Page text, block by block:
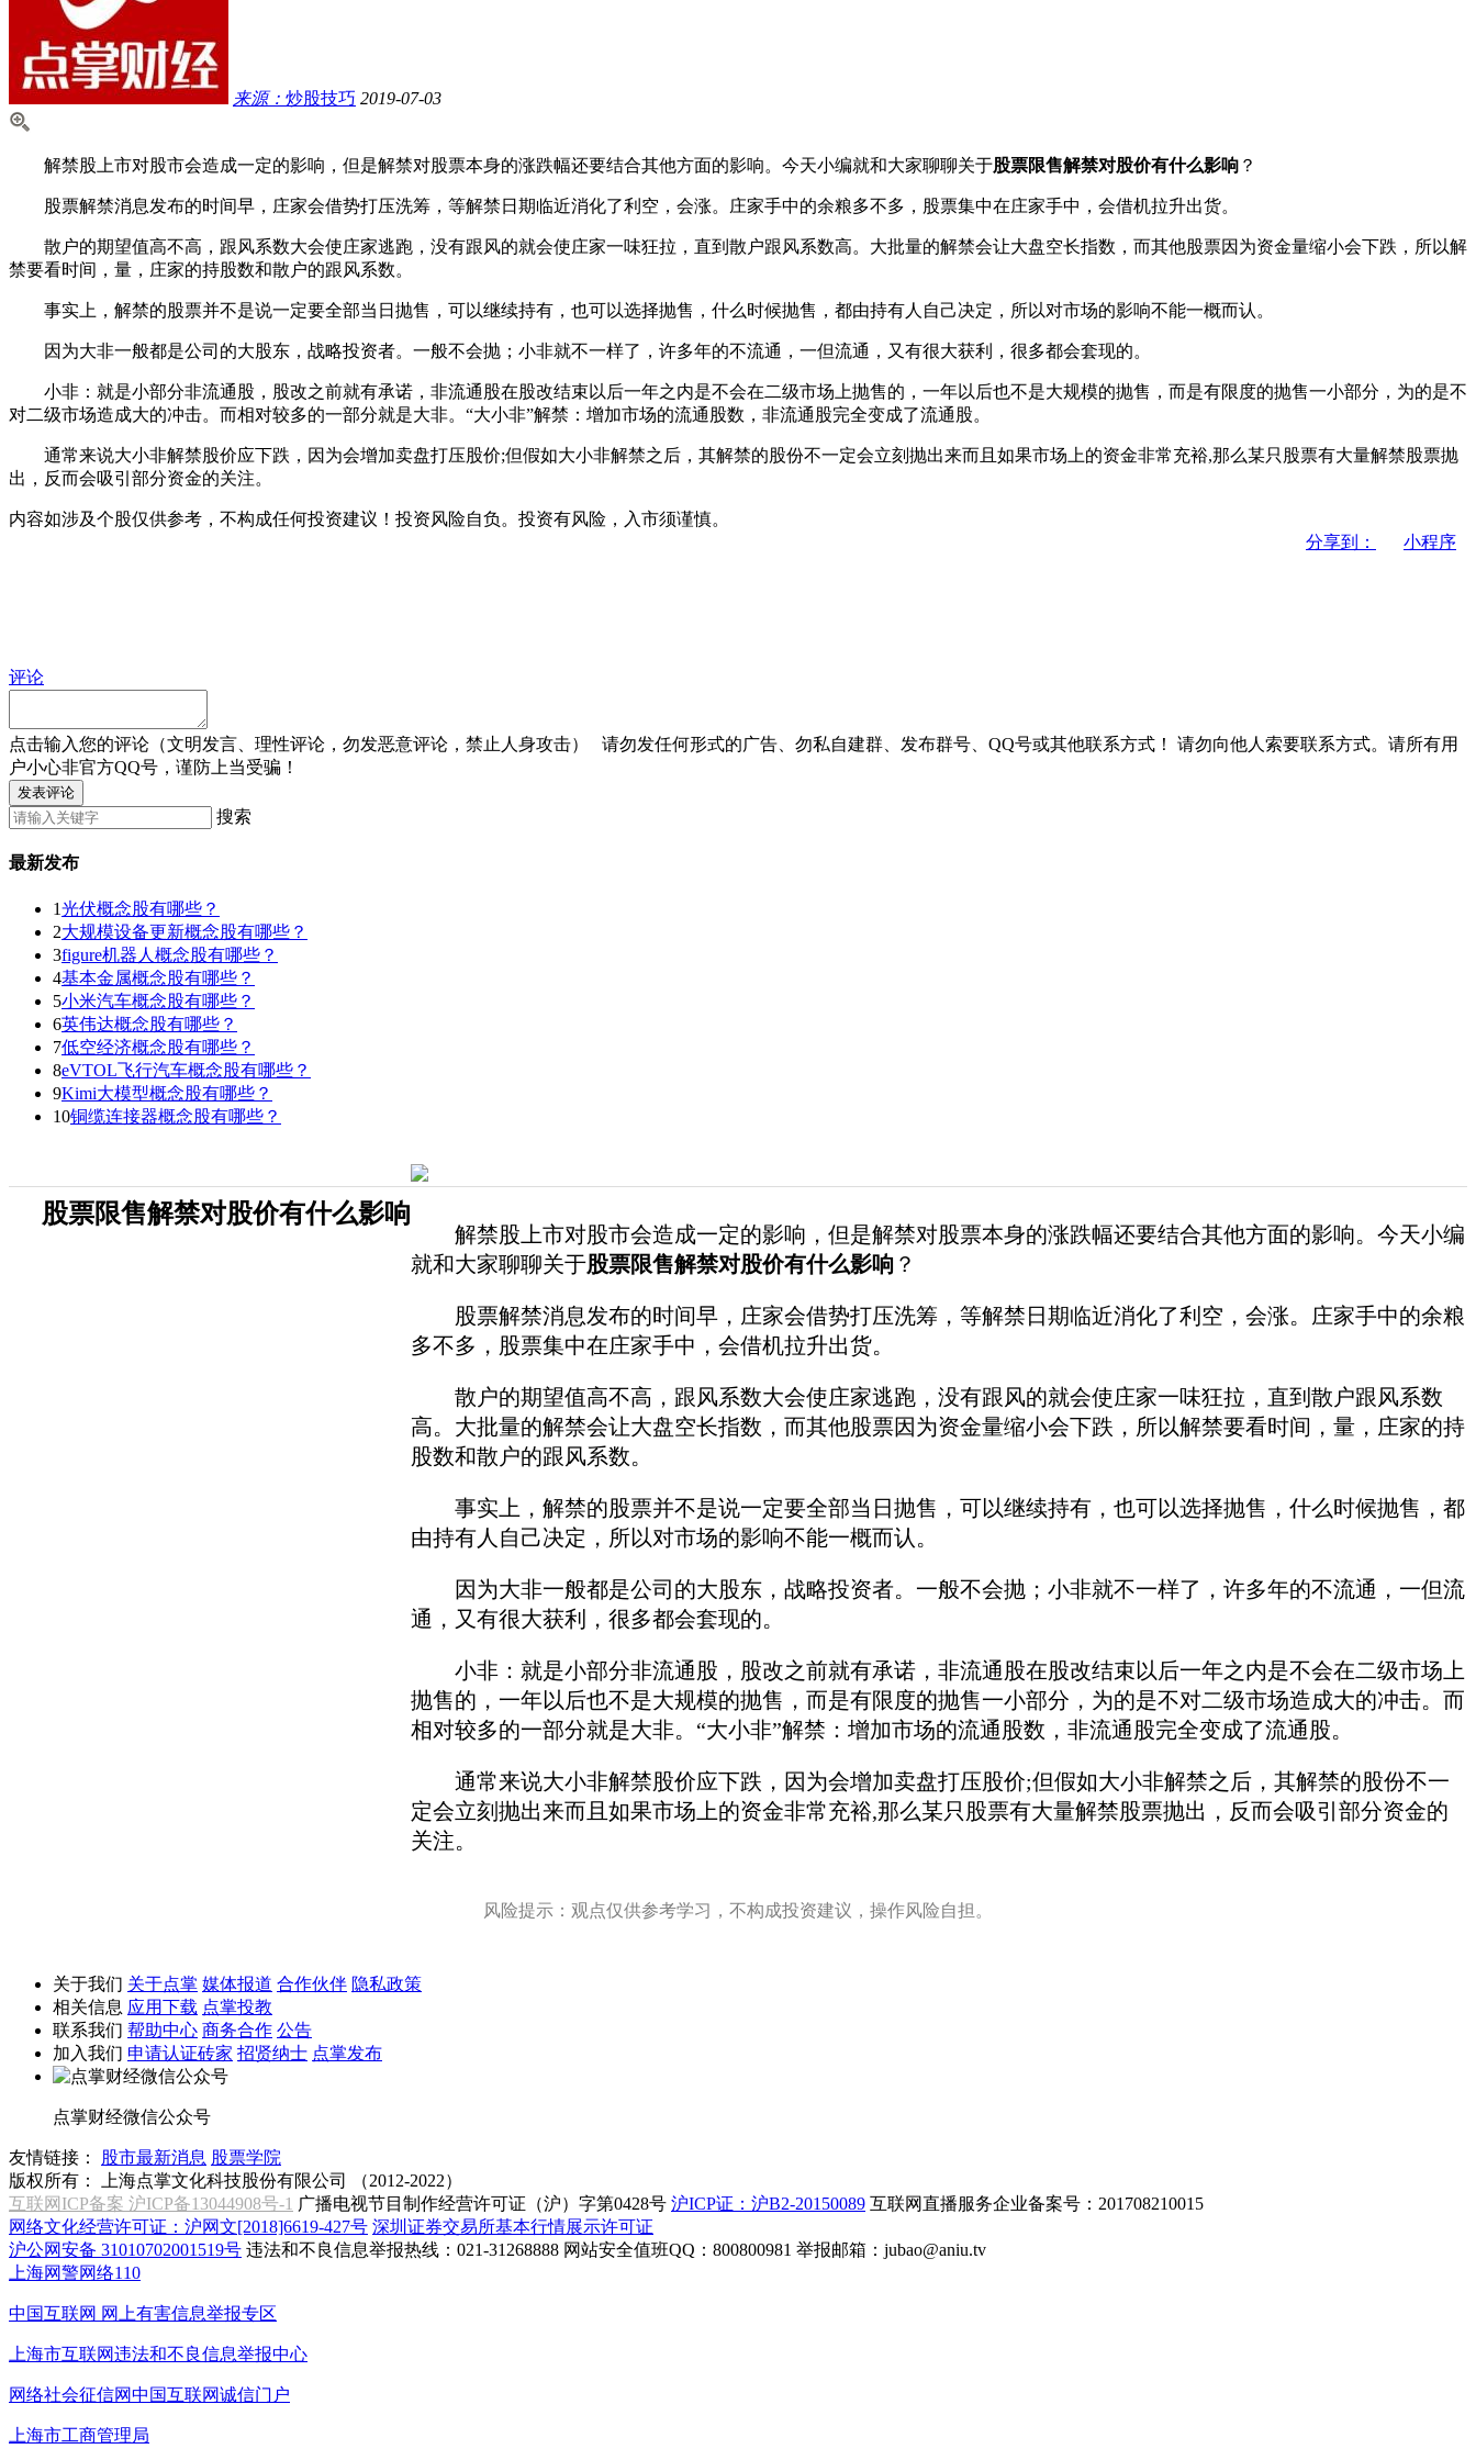
来源： 炒股技巧 2019-07-03
解禁股上市对股市会造成一定的影响，但是解禁对股票本身的涨跌幅还要结合其他方面的影响。今天小编就和大家聊聊关于股票限售解禁对股价有什么影响 ？
股票解禁消息发布的时间早，庄家会借势打压洗筹，等解禁日期临近消化了利空，会涨。庄家手中的余粮多不多，股票集中在庄家手中，会借机拉升出货。
散户的期望值高不高，跟风系数大会使庄家逃跑，没有跟风的就会使庄家一味狂拉，直到散户跟风系数高。大批量的解禁会让大盘空长指数，而其他股票因为资金量缩小会下跌，所以解
禁要看时间，量，庄家的持股数和散户的跟风系数。
事实上，解禁的股票并不是说一定要全部当日抛售，可以继续持有，也可以选择抛售，什么时候抛售，都由持有人自己决定，所以对市场的影响不能一概而认。
因为大非一般都是公司的大股东，战略投资者。一般不会抛；小非就不一样了，许多年的不流通，一但流通，又有很大获利，很多都会套现的。
小非：就是小部分非流通股，股改之前就有承诺，非流通股在股改结束以后一年之内是不会在二级市场上抛售的，一年以后也不是大规模的抛售，而是有限度的抛售一小部分，为的是不
对二级市场造成大的冲击。而相对较多的一部分就是大非。“大小非”解禁：增加市场的流通股数，非流通股完全变成了流通股。
通常来说大小非解禁股价应下跌，因为会增加卖盘打压股价;但假如大小非解禁之后，其解禁的股份不一定会立刻抛出来而且如果市场上的资金非常充裕,那么某只股票有大量解禁股票抛
出，反而会吸引部分资金的关注。
内容如涉及个股仅供参考，不构成任何投资建议！投资风险自负。投资有风险，入市须谨慎。
分享到：
小程序
评论
点击输入您的评论（文明发言、理性评论，勿发恶意评论，禁止人身攻击） 请勿发任何形式的广告、勿私自建群、发布群号、QQ号或其他联系方式！
请勿向他人索要联系方式。请所有用
户小心非官方QQ号，谨防上当受骗！
发表评论
搜索
最新发布
1光伏概念股有哪些？
2大规模设备更新概念股有哪些？
3figure机器人概念股有哪些？
4基本金属概念股有哪些？
5小米汽车概念股有哪些？
6英伟达概念股有哪些？
7低空经济概念股有哪些？
8eVTOL飞行汽车概念股有哪些？
9Kimi大模型概念股有哪些？
10铜缆连接器概念股有哪些？
股票限售解禁对股价有什么影响
解禁股上市对股市会造成一定的影响，但是解禁对股票本身的涨跌幅还要结合其他方面的影响。今天小编
就和大家聊聊关于股票限售解禁对股价有什么影响 ？
股票解禁消息发布的时间早，庄家会借势打压洗筹，等解禁日期临近消化了利空，会涨。庄家手中的余粮
多不多，股票集中在庄家手中，会借机拉升出货。
散户的期望值高不高，跟风系数大会使庄家逃跑，没有跟风的就会使庄家一味狂拉，直到散户跟风系数
高。大批量的解禁会让大盘空长指数，而其他股票因为资金量缩小会下跌，所以解禁要看时间，量，庄家的持
股数和散户的跟风系数。
事实上，解禁的股票并不是说一定要全部当日抛售，可以继续持有，也可以选择抛售，什么时候抛售，都
由持有人自己决定，所以对市场的影响不能一概而认。
因为大非一般都是公司的大股东，战略投资者。一般不会抛；小非就不一样了，许多年的不流通，一但流
通，又有很大获利，很多都会套现的。
小非：就是小部分非流通股，股改之前就有承诺，非流通股在股改结束以后一年之内是不会在二级市场上
抛售的，一年以后也不是大规模的抛售，而是有限度的抛售一小部分，为的是不对二级市场造成大的冲击。而
相对较多的一部分就是大非。“大小非”解禁：增加市场的流通股数，非流通股完全变成了流通股。
通常来说大小非解禁股价应下跌，因为会增加卖盘打压股价;但假如大小非解禁之后，其解禁的股份不一
定会立刻抛出来而且如果市场上的资金非常充裕,那么某只股票有大量解禁股票抛出，反而会吸引部分资金的
关注。
风险提示：观点仅供参考学习，不构成投资建议，操作风险自担。
关于我们 关于点掌 媒体报道 合作伙伴 隐私政策
相关信息 应用下载 点掌投教
联系我们 帮助中心 商务合作 公告
加入我们 申请认证砖家 招贤纳士 点掌发布
点掌财经微信公众号
友情链接： 股市最新消息 股票学院
版权所有：
上海点掌文化科技股份有限公司 （2012-2022）
互联网ICP备案 沪ICP备13044908号-1 广播电视节目制作经营许可证（沪）字第0428号 沪ICP证：沪B2-20150089 互联网直播服务企业备案号：201708210015
网络文化经营许可证：沪网文[2018]6619-427号 深圳证券交易所基本行情展示许可证
沪公网安备 31010702001519号 违法和不良信息举报热线：021-31268888 网站安全值班QQ：800800981 举报邮箱： jubao@aniu.tv
上海网警网络110
中国互联网 网上有害信息举报专区
上海市互联网违法和不良信息举报中心
网络社会征信网中国互联网诚信门户
上海市工商管理局